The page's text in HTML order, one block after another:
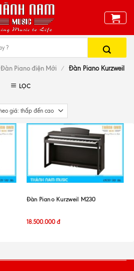
Đàn Piano điện Mới / Đàn Piano Kurzweil
LỌC
Đàn Piano Kurzweil M230
18.500.000 đ